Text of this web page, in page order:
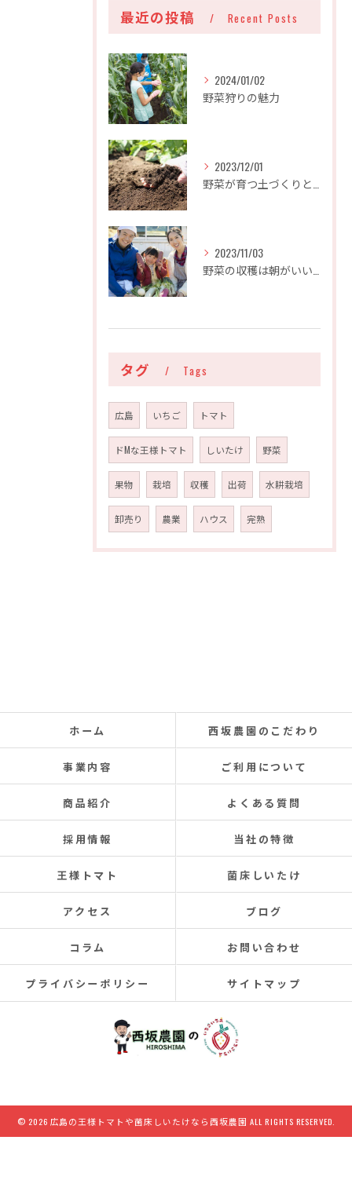
最近の投稿 Recent Posts
2024/01/02
野菜狩りの魅力
2023/12/01
2023/11/03
タグ Tags
広島 いちご トマト
ドMな王様トマト しいたけ 野菜
果物 栽培 収穫 出荷 水耕栽培
卸売り 農業 ハウス 完熟
ホーム 西坂農園のこだわり
事業内容 ご利用について
商品紹介 よくある質問
採用情報 当社の特徴
王様トマト 菌床しいたけ
アクセス ブログ
コラム お問い合わせ
プライバシーポリシー サイトマップ
© 2026 広島の王様トマトや菌床しいたけなら西坂農園 ALL RIGHTS RESERVED.